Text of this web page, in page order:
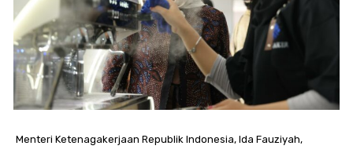
Menteri Ketenagakerjaan Republik Indonesia, Ida Fauziyah,